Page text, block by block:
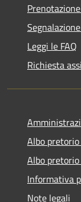
Leggi le FAQ
Richiesta
Albo
Albo
Informativa
Note legali